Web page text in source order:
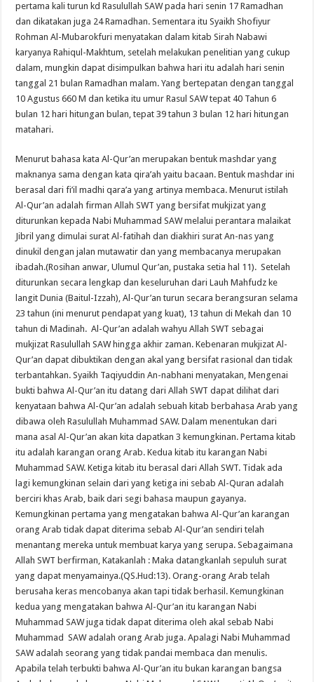
pertama kali turun kd Rasulullah SAW pada hari senin 17 Ramadhan
dan dikatakan juga 24 Ramadhan. Sementara itu Syaikh Shofiyur
Rohman Al-Mubarokfuri menyatakan dalam kitab Sirah Nabawi
karyanya Rahiqul-Makhtum, setelah melakukan penelitian yang cukup
dalam, mungkin dapat disimpulkan bahwa hari itu adalah hari senin
tanggal 21 bulan Ramadhan malam. Yang bertepatan dengan tanggal
10 Agustus 660 M dan ketika itu umur Rasul SAW tepat 40 Tahun 6
bulan 12 hari hitungan bulan, tepat 39 tahun 3 bulan 12 hari hitungan
matahari.
Menurut bahasa kata Al-Qur’an merupakan bentuk mashdar yang
maknanya sama dengan kata qira’ah yaitu bacaan. Bentuk mashdar ini
berasal dari fi’il madhi qara’a yang artinya membaca. Menurut istilah
Al-Qur’an adalah firman Allah SWT yang bersifat mukjizat yang
diturunkan kepada Nabi Muhammad SAW melalui perantara malaikat
Jibril yang dimulai surat Al-fatihah dan diakhiri surat An-nas yang
dinukil dengan jalan mutawatir dan yang membacanya merupakan
ibadah.(Rosihan anwar, Ulumul Qur’an, pustaka setia hal 11). Setelah
diturunkan secara lengkap dan keseluruhan dari Lauh Mahfudz ke
langit Dunia (Baitul-Izzah), Al-Qur’an turun secara berangsuran selama
23 tahun (ini menurut pendapat yang kuat), 13 tahun di Mekah dan 10
tahun di Madinah. Al-Qur’an adalah wahyu Allah SWT sebagai
mukjizat Rasulullah SAW hingga akhir zaman. Kebenaran mukjizat Al-
Qur’an dapat dibuktikan dengan akal yang bersifat rasional dan tidak
terbantahkan. Syaikh Taqiyuddin An-nabhani menyatakan, Mengenai
bukti bahwa Al-Qur’an itu datang dari Allah SWT dapat dilihat dari
kenyataan bahwa Al-Qur’an adalah sebuah kitab berbahasa Arab yang
dibawa oleh Rasulullah Muhammad SAW. Dalam menentukan dari
mana asal Al-Qur’an akan kita dapatkan 3 kemungkinan. Pertama kitab
itu adalah karangan orang Arab. Kedua kitab itu karangan Nabi
Muhammad SAW. Ketiga kitab itu berasal dari Allah SWT. Tidak ada
lagi kemungkinan selain dari yang ketiga ini sebab Al-Quran adalah
berciri khas Arab, baik dari segi bahasa maupun gayanya.
Kemungkinan pertama yang mengatakan bahwa Al-Qur’an karangan
orang Arab tidak dapat diterima sebab Al-Qur’an sendiri telah
menantang mereka untuk membuat karya yang serupa. Sebagaimana
Allah SWT berfirman, Katakanlah : Maka datangkanlah sepuluh surat
yang dapat menyamainya.(QS.Hud:13). Orang-orang Arab telah
berusaha keras mencobanya akan tapi tidak berhasil. Kemungkinan
kedua yang mengatakan bahwa Al-Qur’an itu karangan Nabi
Muhammad SAW juga tidak dapat diterima oleh akal sebab Nabi
Muhammad SAW adalah orang Arab juga. Apalagi Nabi Muhammad
SAW adalah seorang yang tidak pandai membaca dan menulis.
Apabila telah terbukti bahwa Al-Qur’an itu bukan karangan bangsa